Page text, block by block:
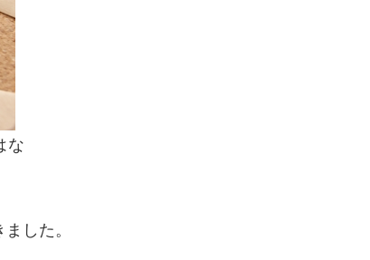
な
した。